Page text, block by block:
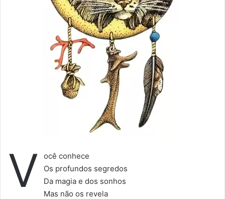
V
ocê conhece
Os profundos segredos
Da magia e dos sonhos
Mas não os revela